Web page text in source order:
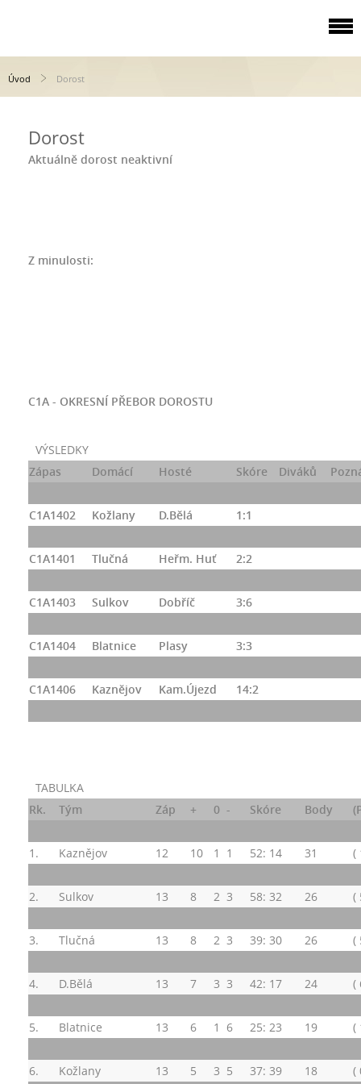
Úvod Dorost
Dorost
Aktuálně dorost neaktivní
Z minulosti:
C1A - OKRESNÍ PŘEBOR DOROSTU
VÝSLEDKY
Zápas
Domácí Hosté Skóre Diváků
C1A1402 Kožlany D.Bělá 1:1
C1A1401 Tlučná Heřm. Huť 2:2
C1A1403 Sulkov Dobříč 3:6
C1A1404 Blatnice Plasy 3:3
C1A1406 Kaznějov Kam.Újezd 14:2
TABULKA
Rk.
Tým Záp + 0 - Skóre Body
1. Kaznějov 12 10 1 1 52: 14 31 (
2. Sulkov 13 8 2 3 58: 32 26 (
3. Tlučná 13 8 2 3 39: 30 26 (
4. D.Bělá 13 7 3 3 42: 17 24 (
5. Blatnice 13 6 1 6 25: 23 19 (
6. Kožlany 13 5 3 5 37: 39 18 (